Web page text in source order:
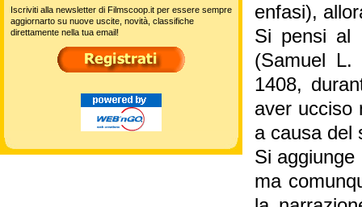
enfasi),
Si pensi al
(Samuel L.
1408,
aver ucciso
a causa del
Si
ma
Iscriviti alla newsletter di Filmscoop.it per essere sempre
aggiornarto su nuove uscite, novità, classifiche
direttamente nella tua email!